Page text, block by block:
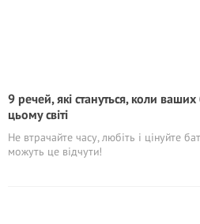
9 речей, які стануться, коли
цьому світі
Не втрачайте часу, любіть і цінуйте
можуть це відчути!